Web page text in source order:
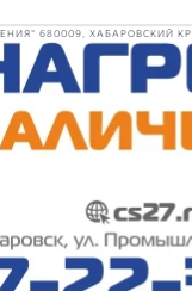
680009, ХАБАРОВСКИЙ